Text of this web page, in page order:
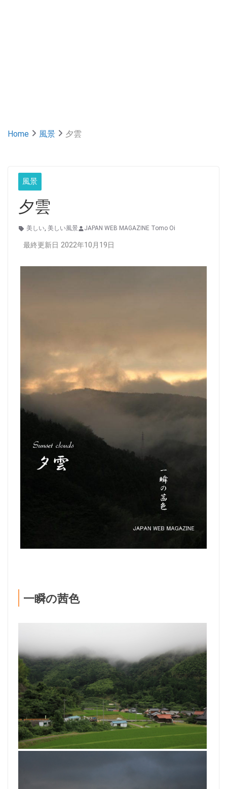
Home 風景 夕雲
風景
夕雲
美しい, 美しい風景 JAPAN WEB MAGAZINE Tomo Oi
最終更新日 2022年10月19日
一瞬の茜色